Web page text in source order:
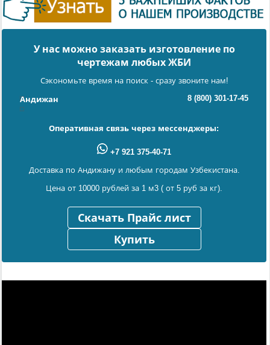
У нас можно заказать изготовление по
чертежам любых ЖБИ
Сэкономьте время на поиск - сразу звоните нам!
Андижан 8 (800) 301-17-45
Оперативная связь через мессенджеры:
+7 921 375-40-71
Доставка по Андижану и любым городам Узбекистана.
Цена от 10000 рублей за 1 м3 ( от 5 руб за кг).
Скачать Прайс лист
Купить